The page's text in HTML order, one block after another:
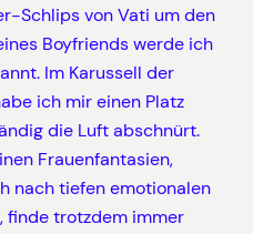
Schlips von Vati um den
Boyfriends werde ich
Im Karussell der
ich mir einen Platz
die Luft abschnürt.
Frauenfantasien,
nach tiefen emotionalen
finde trotzdem immer